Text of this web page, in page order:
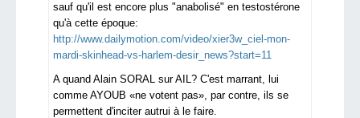
sauf qu'il est encore plus "anabolisé" en testostérone
qu'à cette époque:
http://www.dailymotion.com/video/xier3w_ciel-mon-
mardi-skinhead-vs-harlem-desir_news?start=11
A quand Alain SORAL sur AIL? C'est marrant, lui
comme AYOUB «ne votent pas», par contre, ils se
permettent d'inciter autrui à le faire.